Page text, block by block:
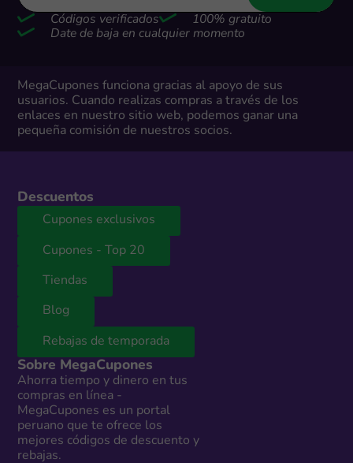
Códigos verificados
100% gratuito
Date de baja en cualquier momento
MegaCupones funciona gracias al apoyo de sus
usuarios. Cuando realizas compras a través de los
enlaces en nuestro sitio web, podemos ganar una
pequeña comisión de nuestros socios.
Descuentos
Cupones exclusivos
Cupones - Top 20
Tiendas
Blog
Rebajas de temporada
Sobre MegaCupones
Ahorra tiempo y dinero en tus
compras en línea -
MegaCupones es un portal
peruano que te ofrece los
mejores códigos de descuento y
rebajas.